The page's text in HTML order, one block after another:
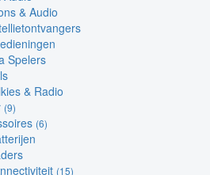
& Audio
Spelers
& Radio
(9)
(6)
(15)